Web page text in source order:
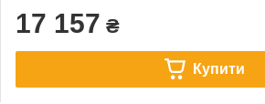
17 157 ₴
Купити